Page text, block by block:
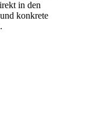
in den
konkrete